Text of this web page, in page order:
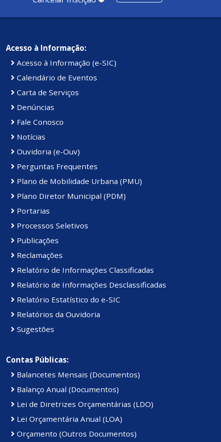
Acesso à Informação:
Acesso à Informação (e-SIC)
Calendário de Eventos
Carta de Serviços
Denúncias
Fale Conosco
Notícias
Ouvidoria (e-Ouv)
Perguntas Frequentes
Plano de Mobilidade Urbana (PMU)
Plano Diretor Municipal (PDM)
Portarias
Processos Seletivos
Publicações
Reclamações
Relatório de Informações Classificadas
Relatório de Informações Desclassificadas
Relatório Estatístico do e-SIC
Relatórios da Ouvidoria
Sugestões
Contas Públicas:
Balancetes Mensais (Documentos)
Balanço Anual (Documentos)
Lei de Diretrizes Orçamentárias (LDO)
Lei Orçamentária Anual (LOA)
Orçamento (Outros Documentos)